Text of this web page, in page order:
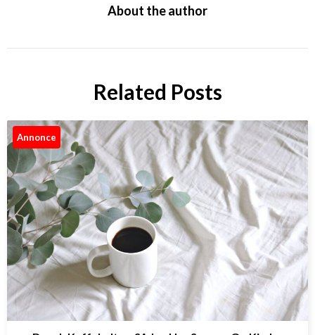
About the author
Related Posts
Annonce